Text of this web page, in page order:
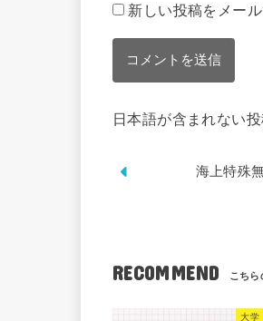
新しい投稿をメー
日本語が含まれない
海上特殊
RECOMMEND
大学